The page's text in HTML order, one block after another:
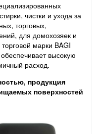
чистки и ухода за
торговых,
для домохозяек и
марки BAGI
высокую
расход.
продукция
поверхностей